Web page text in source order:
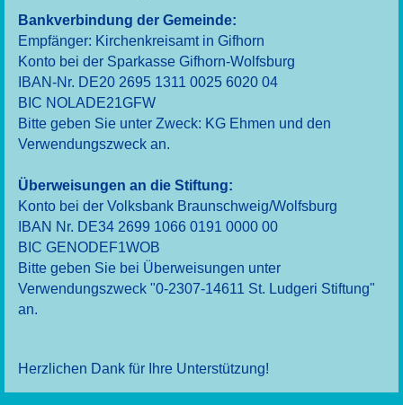
Bankverbindung der Gemeinde:
Empfänger: Kirchenkreisamt in Gifhorn
Konto bei der Sparkasse Gifhorn-Wolfsburg
IBAN-Nr. DE20 2695 1311 0025 6020 04
BIC NOLADE21GFW
Bitte geben Sie unter Zweck: KG Ehmen und den
Verwendungszweck an.
Überweisungen an die Stiftung:
Konto bei der Volksbank Braunschweig/Wolfsburg
IBAN Nr. DE34 2699 1066 0191 0000 00
BIC GENODEF1WOB
Bitte geben Sie bei Überweisungen unter
Verwendungszweck "0-2307-14611 St. Ludgeri Stiftung"
an.
Herzlichen Dank für Ihre Unterstützung!